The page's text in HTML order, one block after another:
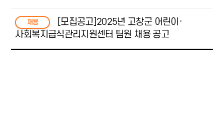
채용
[모집공고]2025년 고창군 어린이·
사회복지급식관리지원센터 팀원 채용 공고